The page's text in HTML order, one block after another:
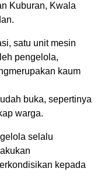
Kuburan, Kwala
satu unit mesin
pengelola,
kaum
buka, sepertinya
warga.
selalu
kepada